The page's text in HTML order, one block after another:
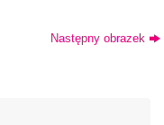
Następny obrazek